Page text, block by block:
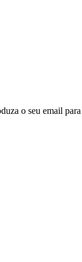
o seu email